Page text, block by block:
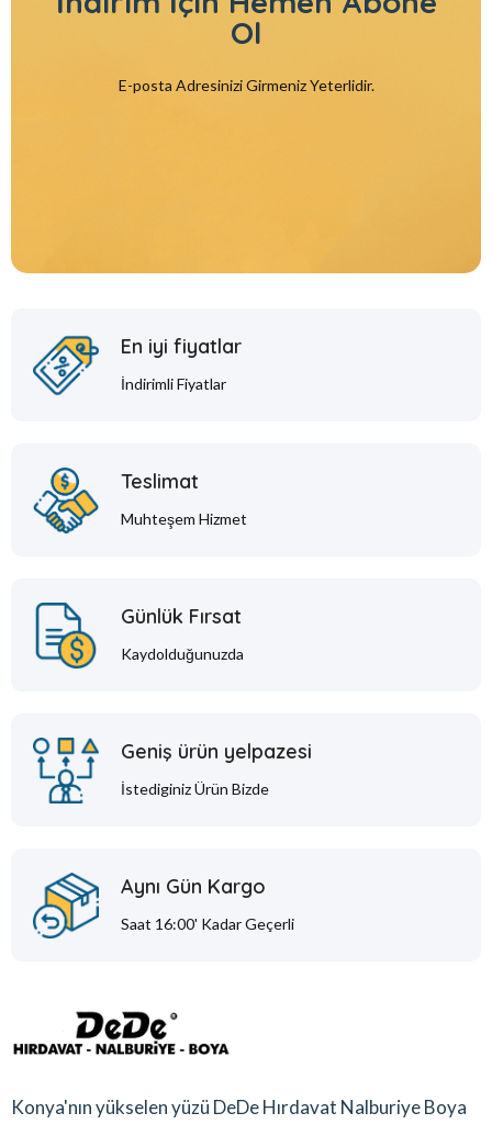
Ol
E-posta Adresinizi Girmeniz Yeterlidir.
En iyi fiyatlar
İndirimli Fiyatlar
Teslimat
Muhteşem Hizmet
Günlük Fırsat
Kaydolduğunuzda
Geniş ürün yelpazesi
İstediginiz Ürün Bizde
Aynı Gün Kargo
Saat 16:00' Kadar Geçerli
Konya'nın yükselen yüzü DeDe Hırdavat Nalburiye Boya